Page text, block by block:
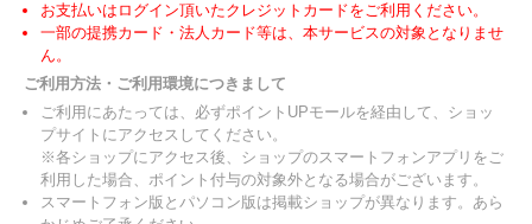
お支払いはログイン頂いたクレジットカードをご利用ください。
一部の提携カード・法人カード等は、本サービスの対象となりませ
ん。
ご利用方法・ご利用環境につきまして
ご利用にあたっては、必ずポイントUPモールを経由して、ショッ
プサイトにアクセスしてください。
※各ショップにアクセス後、ショップのスマートフォンアプリをご
利用した場合、ポイント付与の対象外となる場合がございます。
スマートフォン版とパソコン版は掲載ショップが異なります。あら